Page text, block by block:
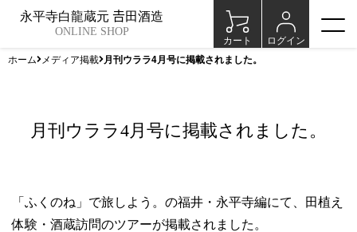
永平寺白龍蔵元 𠮷田酒造
ONLINE SHOP
カート
ログイン
ホーム メディア掲載 月刊ウララ4月号に掲載されました。
月刊ウララ4月号に掲載されました。
「ふくのね」で旅しよう。の福井・永平寺編にて、田植え
体験・酒蔵訪問のツアーが掲載されました。